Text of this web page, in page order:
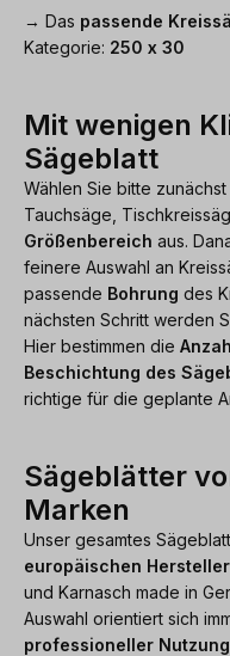
→ Das passende
Kategorie: 250 x 30
Mit wenigen
Sägeblatt
Wählen Sie bitte
Tauchsäge,
Größenbereich aus.
feinere Auswahl an
passende Bohrung des
nächsten Schritt werden
Hier bestimmen die
Beschichtung des
richtige für die geplante
Sägeblätter
Marken
Unser gesamtes
europäischen
und Karnasch made in
Auswahl orientiert sich
professioneller Nutzung